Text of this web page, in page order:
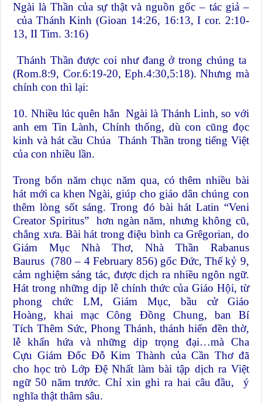
Ngài là Thần của sự thật và nguồn gốc – tác giả –
của Thánh Kinh (Gioan 14:26, 16:13, I cor. 2:10-
13, II Tim. 3:16)
Thánh Thần được coi như đang ở trong chúng ta
(Rom.8:9, Cor.6:19-20, Eph.4:30,5:18). Nhưng mà
chính con thì lại:
10. Nhiều lúc quên hẳn Ngài là Thánh Linh, so với
anh em Tin Lành, Chính thống, dù con cũng đọc
kinh và hát cầu Chúa Thánh Thần trong tiếng Việt
của con nhiều lần.
Trong bốn năm chục năm qua, có thêm nhiều bài
hát mới ca khen Ngài, giúp cho giáo dân chúng con
thêm lòng sốt sáng. Trong đó bài hát Latin “Veni
Creator Spiritus” hơn ngàn năm, nhưng không cũ,
chẳng xưa. Bài hát trong điệu bình ca Grêgorian, do
Giám Mục Nhà Thơ, Nhà Thần Rabanus
Baurus (780 – 4 February 856) gốc Đức, Thế kỷ 9,
cảm nghiệm sáng tác, được dịch ra nhiều ngôn ngữ.
Hát trong những dịp lễ chính thức của Giáo Hội, từ
phong chức LM, Giám Mục, bầu cử Giáo
Hoàng, khai mạc Công Đồng Chung, ban Bí
Tích Thêm Sức, Phong Thánh, thánh hiến đền thờ,
lễ khấn hứa và những dịp trọng đại…mà Cha
Cựu Giám Đốc Đỗ Kim Thành của Cần Thơ đã
cho học trò Lớp Đệ Nhất làm bài tập dịch ra Việt
ngữ 50 năm trước. Chỉ xin ghi ra hai câu đầu, ý
nghĩa thật thâm sâu.